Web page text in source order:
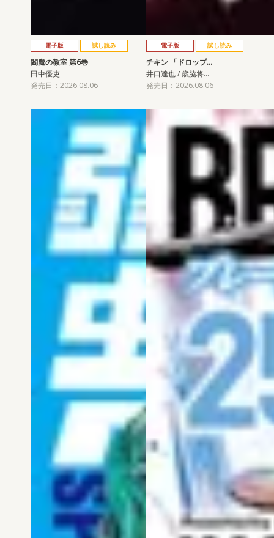
電子版 試し読み
閻魔の教室 第6巻
田中優吏
発売日：2026.08.06
電子版 試し読み
チキン 「ドロップ…
井口達也 / 歳脇将…
発売日：2026.08.06